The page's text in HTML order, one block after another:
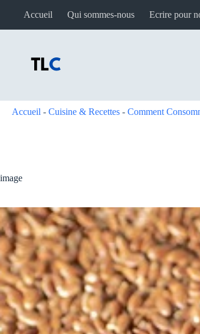
Accueil Qui sommes-nous Ecrire pour
Accueil - Cuisine & Recettes - Comment
image